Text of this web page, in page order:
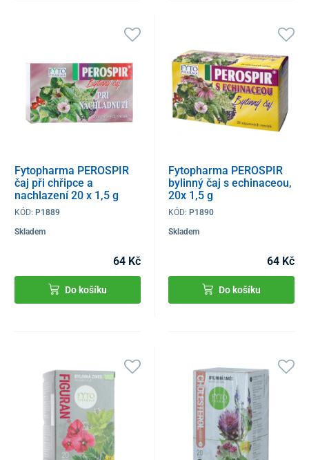
Fytopharma PEROSPIR
čaj při chřipce a
nachlazení 20 x 1,5 g
KÓD: P1889
Skladem
64 Kč
Do košíku
Fytopharma PEROSPIR
bylinný čaj s echinaceou,
20x 1,5 g
KÓD:P1890
Skladem
64 Kč
Do košíku